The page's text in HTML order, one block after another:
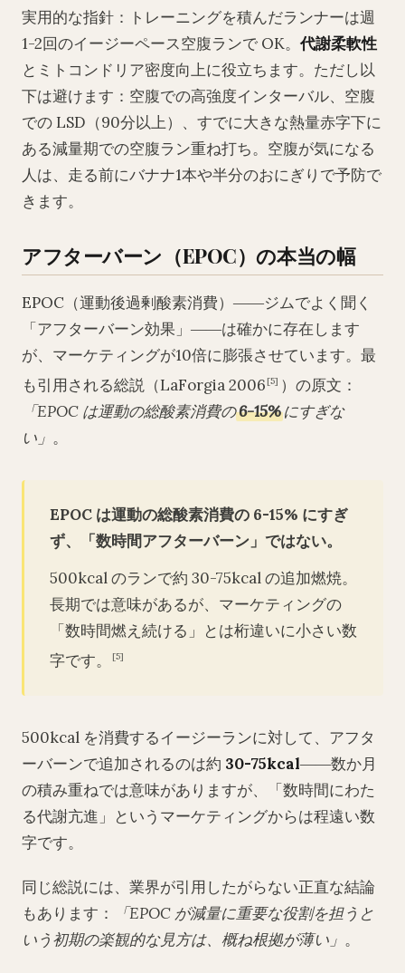
実用的な指針：トレーニングを積んだランナーは週
1-2回のイージーペース空腹ランで OK。 代謝柔軟性
とミトコンドリア密度向上に役立ちます。ただし以
下は避けます：空腹での高強度インターバル、空腹
での LSD（90分以上）、すでに大きな熱量赤字下に
ある減量期での空腹ラン重ね打ち。空腹が気になる
人は、走る前にバナナ1本や半分のおにぎりで予防で
きます。
アフターバーン（EPOC）の本当の幅
EPOC（運動後過剰酸素消費）――ジムでよく聞く
「アフターバーン効果」――は確かに存在します
が、マーケティングが10倍に膨張させています。最
も引用される総説（LaForgia 2006[5] ）の原文：
「EPOC は運動の総酸素消費の6-15% にすぎな
い」 。
EPOC は運動の総酸素消費の 6-15% にすぎ
ず、「数時間アフターバーン」ではない。
500kcal のランで約 30-75kcal の追加燃焼。
長期では意味があるが、マーケティングの
「数時間燃え続ける」とは桁違いに小さい数
字です。
[5]
500kcal を消費するイージーランに対して、アフタ
ーバーンで追加されるのは約 30-75kcal――数か月
の積み重ねでは意味がありますが、「数時間にわた
る代謝亢進」というマーケティングからは程遠い数
字です。
同じ総説には、業界が引用したがらない正直な結論
もあります：
「EPOC が減量に重要な役割を担うと
いう初期の楽観的な見方は、概ね根拠が薄い」 。